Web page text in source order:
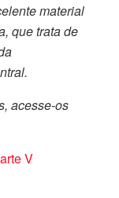
material
que trata de
acesse-os
V